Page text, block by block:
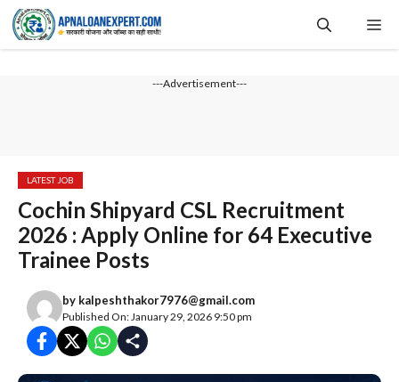
Skip
content
---Advertisement---
LATEST JOB
Cochin Shipyard CSL Recruitment
2026 : Apply Online for 64 Executive
Trainee Posts
by kalpeshthakor7976@gmail.com
Published On: January 29, 2026 9:50 pm